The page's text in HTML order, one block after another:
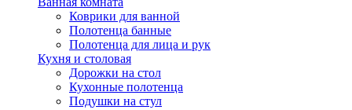
Коврики для ванной
Полотенца банные
Полотенца для лица и рук
Кухня и столовая
Дорожки на стол
Кухонные полотенца
Подушки на стул